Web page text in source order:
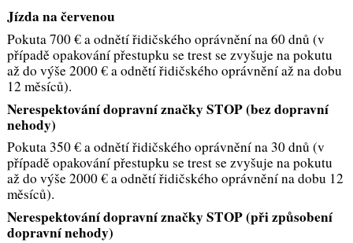
Jízda na červenou
Pokuta 700 € a odnětí řidičského oprávnění na 60 dnů (v
případě opakování přestupku se trest se zvyšuje na pokutu
až do výše 2000 € a odnětí řidičského oprávnění až na dobu
12 měsíců).
Nerespektování dopravní značky STOP (bez dopravní
nehody)
Pokuta 350 € a odnětí řidičského oprávnění na 30 dnů (v
případě opakování přestupku se trest se zvyšuje na pokutu
až do výše 2000 € a odnětí řidičského oprávnění na dobu 12
měsíců).
Nerespektování dopravní značky STOP (při způsobení
dopravní nehody)